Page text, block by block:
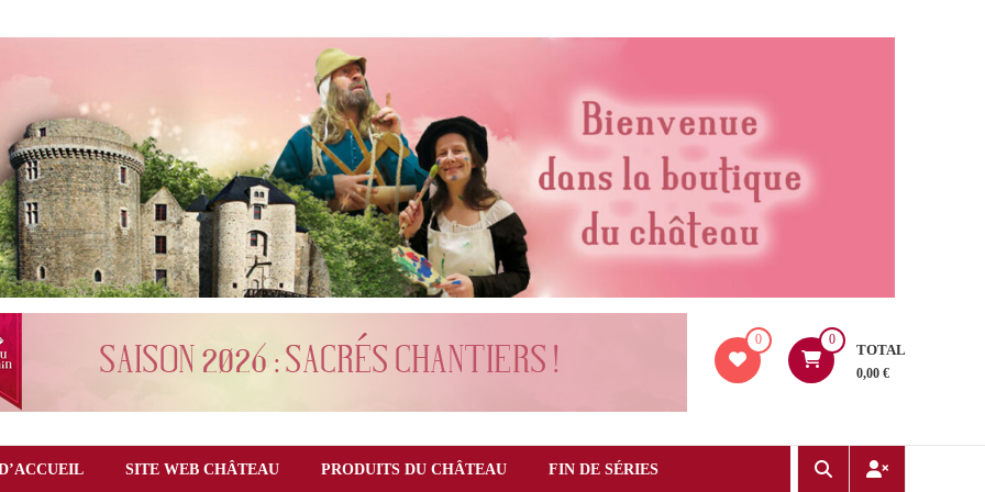
0 0
TOTAL
0,00 €
SITE WEB CHÂTEAU PRODUITS DU CHÂTEAU FIN DE SÉRIES